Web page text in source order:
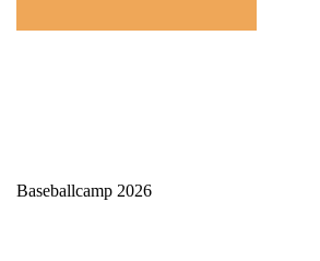
Baseballcamp 2026